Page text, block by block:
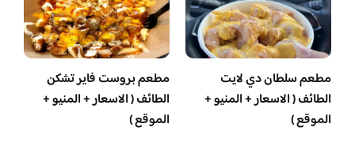
مطعم سلطان دي لايت
الطائف ( الاسعار + المنيو +
الموقع )
مطعم بروست فاير تشكن
الطائف ( الاسعار + المنيو +
الموقع )